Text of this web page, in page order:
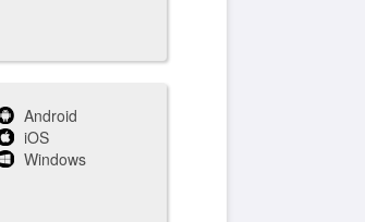
Android
iOS
Windows